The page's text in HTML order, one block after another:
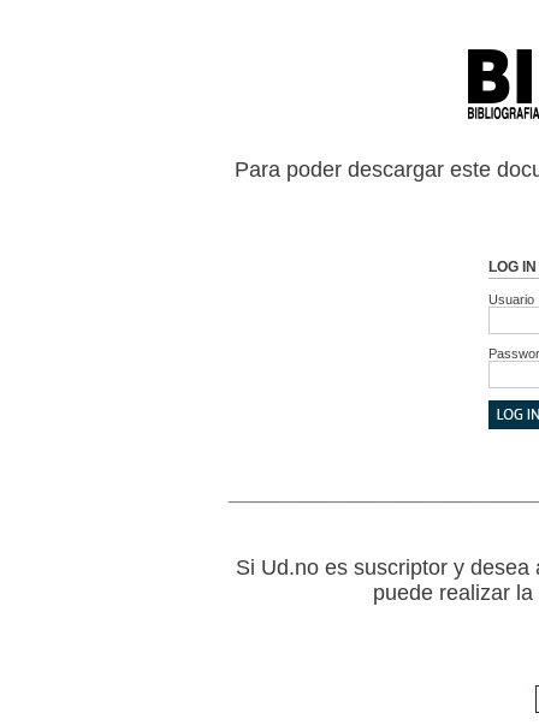
Para poder descargar este
LOG IN
Usuario
Si Ud.no es suscriptor y
puede realizar